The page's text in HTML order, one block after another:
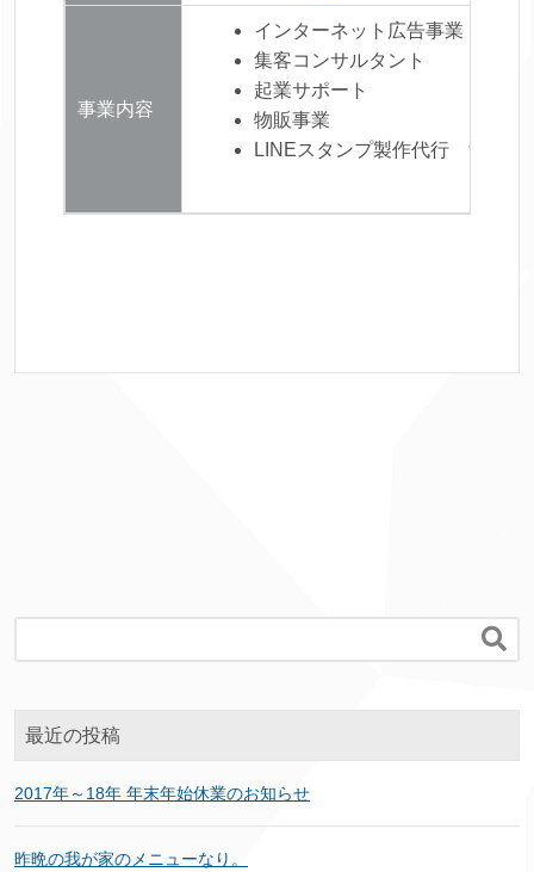
事業内容
インターネット広告事業
集客コンサルタント
起業サポート
物販事業
LINEスタンプ製作代行 制作実

最近の投稿
2017年～18年 年末年始休業のお知らせ
昨晩の我が家のメニューなり。